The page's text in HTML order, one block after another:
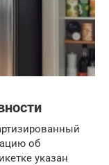
об
указан